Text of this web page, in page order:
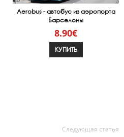
Aerobus - автобус из аэропорта
Барселоны
8.90€
КУПИТЬ
Следующая статья